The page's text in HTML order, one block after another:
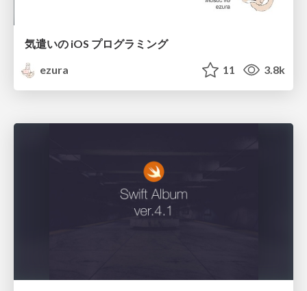
気遣いの iOS プログラミング
ezura
11 3.8k